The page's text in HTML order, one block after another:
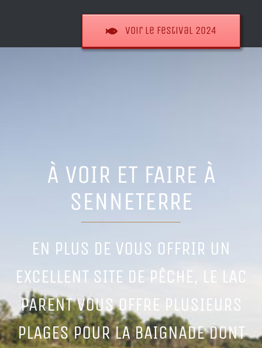
Voir le festival 2024
À VOIR ET FAIRE À
SENNETERRE
EN PLUS DE VOUS OFFRIR UN
EXCELLENT SITE DE PÊCHE, LE LAC
PARENT VOUS OFFRE PLUSIEURS
PLAGES POUR LA BAIGNADE DONT